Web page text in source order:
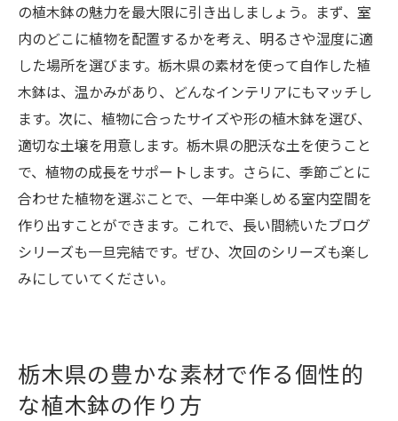
の植木鉢の魅力を最大限に引き出しましょう。まず、室
内のどこに植物を配置するかを考え、明るさや湿度に適
した場所を選びます。栃木県の素材を使って自作した植
木鉢は、温かみがあり、どんなインテリアにもマッチし
ます。次に、植物に合ったサイズや形の植木鉢を選び、
適切な土壌を用意します。栃木県の肥沃な土を使うこと
で、植物の成長をサポートします。さらに、季節ごとに
合わせた植物を選ぶことで、一年中楽しめる室内空間を
作り出すことができます。これで、長い間続いたブログ
シリーズも一旦完結です。ぜひ、次回のシリーズも楽し
みにしていてください。
栃木県の豊かな素材で作る個性的
な植木鉢の作り方